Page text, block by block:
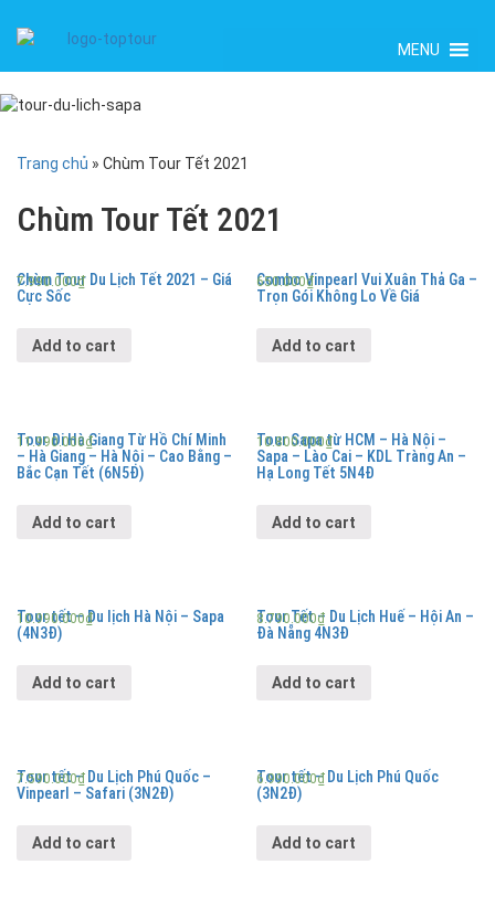
MENU
Trang chủ » Chùm Tour Tết 2021
Chùm Tour Tết 2021
Chùm Tour Du Lịch Tết 2021 – Giá
Cực Sốc
7.990.000₫
Add to cart
Combo Vinpearl Vui Xuân Thả Ga –
Trọn Gói Không Lo Về Giá
650.000₫
Add to cart
Tour Đi Hà Giang Từ Hồ Chí Minh
– Hà Giang – Hà Nội – Cao Bằng –
Bắc Cạn Tết (6N5Đ)
11.990.000₫
Add to cart
Tour Sapa từ HCM – Hà Nội –
Sapa – Lào Cai – KDL Tràng An –
Hạ Long Tết 5N4Đ
10.800.000₫
Add to cart
Tour tết – Du lịch Hà Nội – Sapa
(4N3Đ)
10.990.000₫
Add to cart
Tour Tết – Du Lịch Huế – Hội An –
Đà Nẵng 4N3Đ
8.790.000₫
Add to cart
Tour tết – Du Lịch Phú Quốc –
Vinpearl – Safari (3N2Đ)
7.590.000₫
Add to cart
Tour tết – Du Lịch Phú Quốc
(3N2Đ)
6.990.000₫
Add to cart